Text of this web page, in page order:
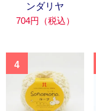
ンダリヤ
704円（税込）
4